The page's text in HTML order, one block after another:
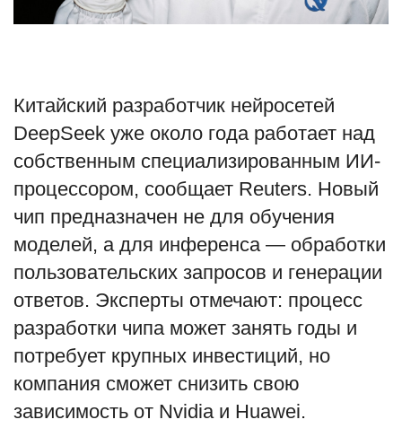
Россия
Язык
Китайский разработчик нейросетей
DeepSeek уже около года работает над
собственным специализированным ИИ-
процессором, сообщает Reuters. Новый
чип предназначен не для обучения
моделей, а для инференса — обработки
пользовательских запросов и генерации
ответов. Эксперты отмечают: процесс
разработки чипа может занять годы и
потребует крупных инвестиций, но
компания сможет снизить свою
зависимость от Nvidia и Huawei.